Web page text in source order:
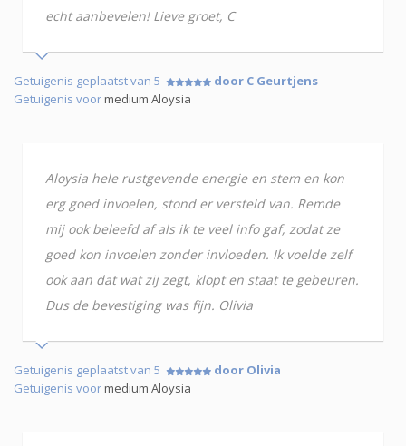
echt aanbevelen! Lieve groet, C
Getuigenis geplaatst van 5
door C Geurtjens
Getuigenis voormedium Aloysia
Aloysia hele rustgevende energie en stem en kon
erg goed invoelen, stond er versteld van. Remde
mij ook beleefd af als ik te veel info gaf, zodat ze
goed kon invoelen zonder invloeden. Ik voelde zelf
ook aan dat wat zij zegt, klopt en staat te gebeuren.
Dus de bevestiging was fijn. Olivia
Getuigenis geplaatst van 5
door Olivia
Getuigenis voormedium Aloysia